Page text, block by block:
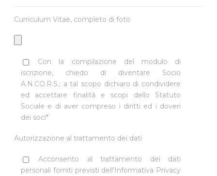
Curriculum Vitae, completo di foto
Con la compilazione del modulo di
iscrizione, chiedo di diventare Socio
A.N.CO.R.S.; a tal scopo dichiaro di condividere
ed accettare finalità e scopi dello Statuto
Sociale e di aver compreso i diritti ed i doveri
dei soci*
Autorizzazione al trattamento dei dati
Acconsento al trattamento dei dati
personali forniti previsti dell'Informativa Privacy